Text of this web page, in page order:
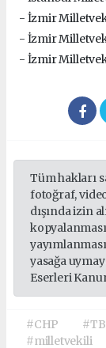
- İzmir
- İzmir
- İzmir
Tüm hakları
fotoğraf,
dışında izin
yasağa
Eserleri
#CHP
#milletvekili